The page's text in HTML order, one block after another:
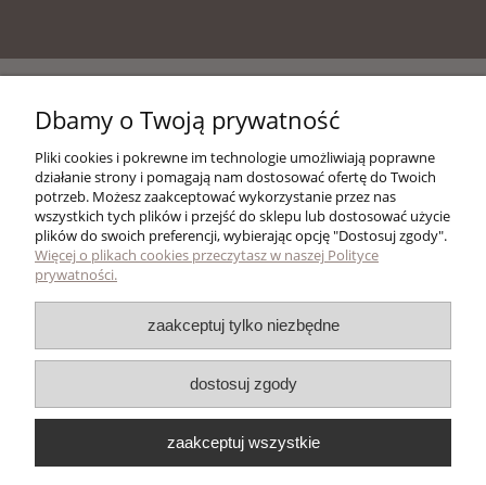
Pomoc
Moje konto
Płatności i dostawa
Skład tekstu zaproszenia
Treści zaproszeń
Inne przykładowe treści
Studio Brzoza/fotokowalski ©2000 - 2025 Wszelkie prawa
Dbamy o Twoją prywatność
Pliki cookies i pokrewne im technologie umożliwiają poprawne
działanie strony i pomagają nam dostosować ofertę do Twoich
potrzeb. Możesz zaakceptować wykorzystanie przez nas
wszystkich tych plików i przejść do sklepu lub dostosować użycie
plików do swoich preferencji, wybierając opcję "Dostosuj zgody".
Więcej o plikach cookies przeczytasz w naszej Polityce
prywatności.
zaakceptuj tylko niezbędne
dostosuj zgody
zaakceptuj wszystkie